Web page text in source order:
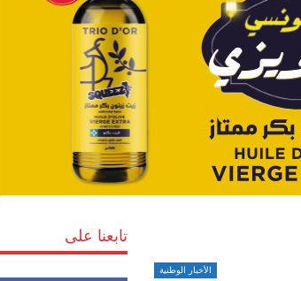
الأخبار الوطنية
تابعنا على